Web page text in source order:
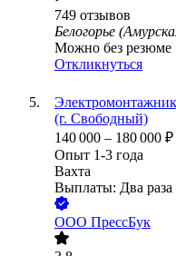
749 отзывов
Белогорье
Можно без резюме
Откликнуться
(г. Свободный)
140 000 – 180 000 ₽
Опыт 1-3 года
Вахта
Выплаты: Два раза
ООО ПрессБук